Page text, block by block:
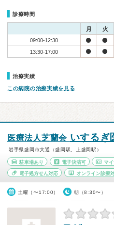
診療時間
月 火
09:00-12:30
13:30-17:00
治療実績
この病院の治療実績を見る
医療法人芝蘭会 いするぎ
岩手県盛岡市大通（盛岡駅、上盛岡駅）
駐車場あり 電子決済可 マ
電子処方せん対応 オンライン診療
土曜（〜17:00） 朝（8:30〜）